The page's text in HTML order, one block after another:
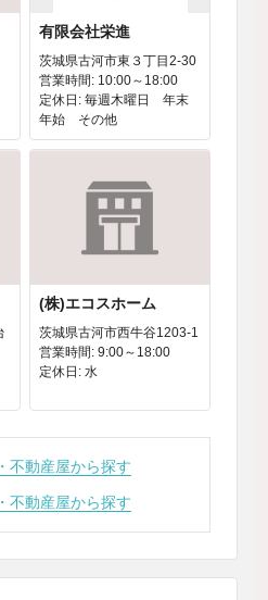
有限会社栄進
茨城県古河市東３丁目2-30
営業時間: 10:00～18:00
定休日: 毎週木曜日 年末
年始 その他
(株)エコスホーム
茨城県古河市西牛谷1203-1
営業時間: 9:00～18:00
定休日: 水
不動産屋から探す
不動産屋から探す